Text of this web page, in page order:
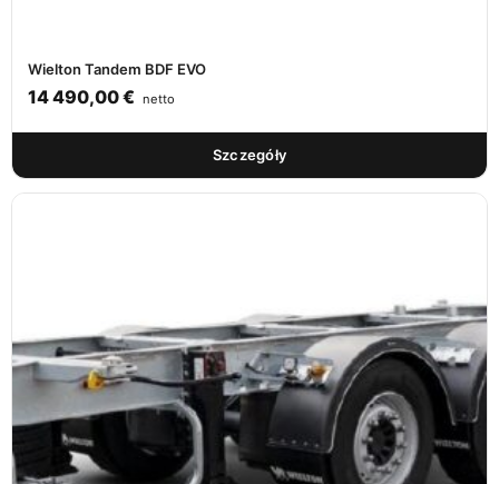
Wielton Tandem BDF EVO
14 490,00€ netto
Szczegóły